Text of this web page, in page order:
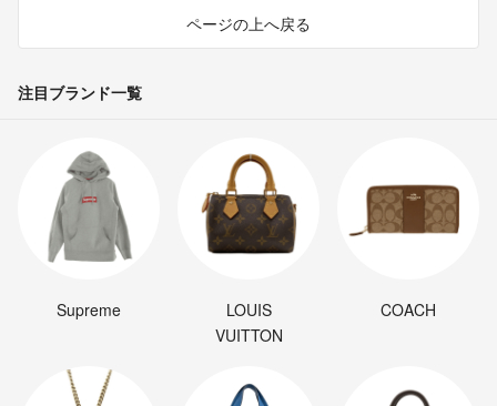
ページの上へ戻る
注目ブランド一覧
Supreme
LOUIS
VUITTON
COACH